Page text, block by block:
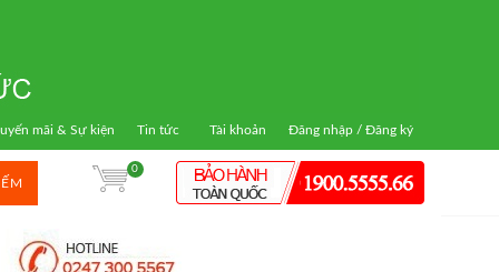
mãi & Sự kiện Tin tức Tài khoản Đăng nhập / Đăng ký
0